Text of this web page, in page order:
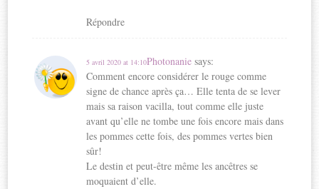
Répondre
Photonanie says:
5 avril 2020 at 14:10
Comment encore considérer le rouge comme
signe de chance après ça… Elle tenta de se lever
mais sa raison vacilla, tout comme elle juste
avant qu’elle ne tombe une fois encore mais dans
les pommes cette fois, des pommes vertes bien
sûr!
Le destin et peut-être même les ancêtres se
moquaient d’elle.